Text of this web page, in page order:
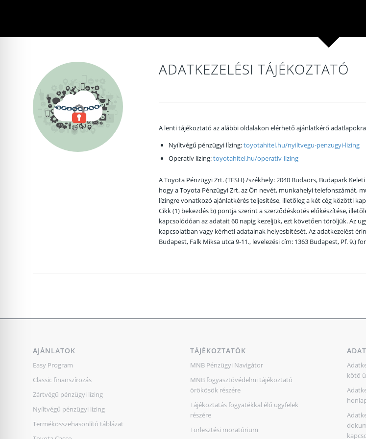
ADATKEZELÉSI TÁJÉKOZTATÓ
A lenti tájékoztató az alábbi oldalakon elérhető ajánlatkérő
Nyíltvégű pénzügyi lízing:toyotahitel.hu/nyiltvegu-penzugyi-lizing
Operatív lízing:toyotahitel.hu/operativ-lizing
A Toyota Pénzügyi Zrt. (TFSH) /székhely: 2040 Budaörs, Budapark
hogy a Toyota Pénzügyi Zrt. az Ön nevét, munkahelyi telefonszámát,
lízingre vonatkozó ajánlatkérés teljesítése, illetőleg a két cég közötti
Cikk (1) bekezdés b) pontja szerint a szerződéskötés előkészítése,
kapcsolódóan az adatait 60 napig kezeljük, ezt követően töröljük. Az
kapcsolatban vagy kérheti adatainak helyesbítését. Az adatkezelést
Budapest, Falk Miksa utca 9-11., levelezési cím: 1363 Budapest, Pf.
AJÁNLATOK
Easy Program
Classic finanszírozás
Zártvégű pénzügyi lízing
Nyíltvégű pénzügyi lízing
Termékösszehasonlító táblázat
TÁJÉKOZTATÓK
MNB Pénzügyi Navigátor
MNB fogyasztóvédelmi tájékoztató
örökösök részére
Tájékoztatás fogyatékkal élő ügyfelek
részére
Törlesztési moratórium
kötő
mód
epilepsziás mód